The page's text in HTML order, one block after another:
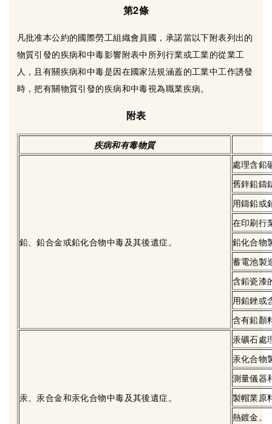
第2條
凡批准本公約的國際勞工組織會員國，承諾當以下附表列出的
物質引發的疾病和中毒影響附表中所列行業或工業的從業工
人，且有關疾病和中毒是因在國家法規涵蓋的工業中工作誘發
時，把有關物質引發的疾病和中毒視為職業疾病。
附表
疾病和有毒物質
鉛、鉛合金或鉛化合物中毒及其後遺症。
處理含鉛
舊鋅鉛鑄
用鑄鉛或
在印刷行
鉛化合物
蓄電池製
含鉛瓷漆
用鉛銼或
含有鉛顏
汞、汞合金和汞化合物中毒及其後遺症。
汞礦石處
汞化合物
測量儀器
製帽業原
熱鍍金。